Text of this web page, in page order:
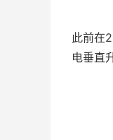
此前在
电垂直